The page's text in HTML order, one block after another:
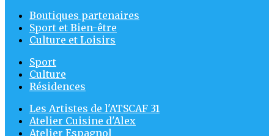
Boutiques partenaires
Sport et Bien-être
Culture et Loisirs
Sport
Culture
Résidences
Les Artistes de l'ATSCAF 31
Atelier Cuisine d'Alex
Atelier Espagnol